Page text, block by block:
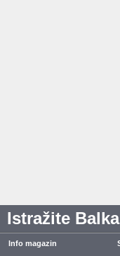
Istražite
Info magazin